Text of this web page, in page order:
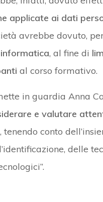
applicate ai dati
avrebbe dovuto,
, al fine di
al corso formativo.
in guardia Anna
e valutare
, tenendo conto
delle